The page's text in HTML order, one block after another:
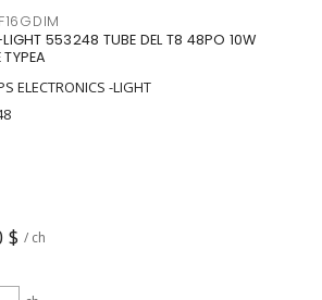
553248 TUBE DEL T8 48PO 10W
ELECTRONICS -LIGHT
$ / ch